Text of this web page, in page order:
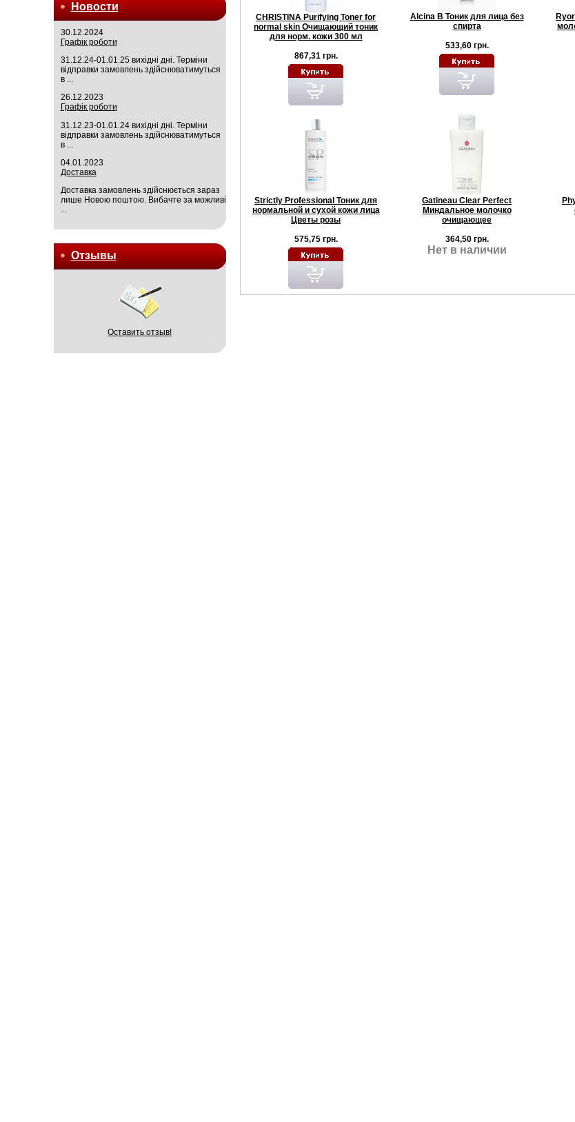
Новости
30.12.2024
Графік роботи
31.12.24-01.01.25 вихідні дні. Терміни
відправки замовлень здійснюватимуться
в ...
26.12.2023
Графік роботи
31.12.23-01.01.24 вихідні дні. Терміни
відправки замовлень здійснюватимуться
в ...
04.01.2023
Доставка
Доставка замовлень здійснюється зараз
лише Новою поштою. Вибачте за можливі
...
Отзывы
Оставить отзыв!
CHRISTINA Purifying Toner for
normal skin Очищающий тоник
для норм. кожи 300 мл
867,31 грн.
Alcina B Тоник для лица без
спирта
533,60 грн.
Strictly Professional Тоник для
нормальной и сухой кожи лица
Цветы розы
575,75 грн.
Gatineau Clear Perfect
Миндальное молочко
очищающее
364,50 грн.
Нет в наличии